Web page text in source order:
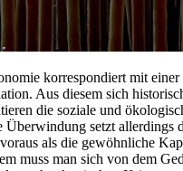
korrespondiert mit einer
Aus diesem sich
die soziale und
Überwindung setzt allerdings
als die gewöhnliche
muss man sich von dem